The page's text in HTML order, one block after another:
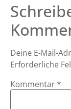
Deine E-Mail-
Erforderliche
Kommentar *